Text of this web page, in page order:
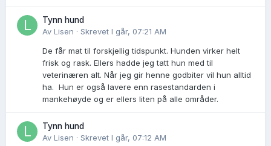
Tynn hund
Av Lisen · Skrevet I går, 07:21 AM
De får mat til forskjellig tidspunkt. Hunden virker helt
frisk og rask. Ellers hadde jeg tatt hun med til
veterinæren alt. Når jeg gir henne godbiter vil hun alltid
ha. Hun er også lavere enn rasestandarden i
mankehøyde og er ellers liten på alle områder.
Tynn hund
Av Lisen · Skrevet I går, 07:12 AM